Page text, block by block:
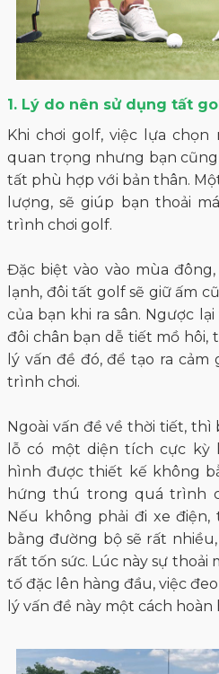
1. Lý do nên sử dụng tất
Khi chơi golf, việc lựa
quan trọng nhưng bạn
tất phù hợp với bản thân.
lượng, sẽ giúp bạn thoải
trình chơi golf.
Đặc biệt vào vào mùa
lạnh, đôi tất golf sẽ giữ ấm
của bạn khi ra sân. Ngược
đôi chân bạn dễ tiết mồ hôi,
lý vấn đề đó, để tạo ra
trình chơi.
Ngoài vấn đề về thời tiết, thì
lỗ có một diện tích cực kỳ
hình được thiết kế không
hứng thú trong quá trình
Nếu không phải đi xe
bằng đường bộ sẽ rất
rất tốn sức. Lúc này sự thoải
tố đặc lên hàng đầu, việc
lý vấn đề này một cách hoàn